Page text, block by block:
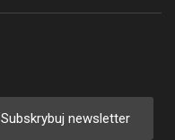
Subskrybuj newsletter